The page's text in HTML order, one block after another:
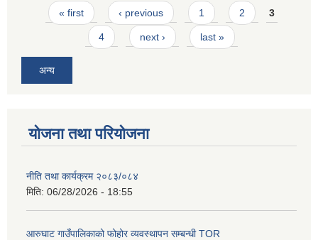
Pages
« first ‹ previous 1 2 3
4 next › last »
अन्य
योजना तथा परियोजना
नीति तथा कार्यक्रम २०८३/०८४
मिति: 06/28/2026 - 18:55
आरुघाट गाउँपालिकाको फोहोर व्यवस्थापन सम्बन्धी TOR